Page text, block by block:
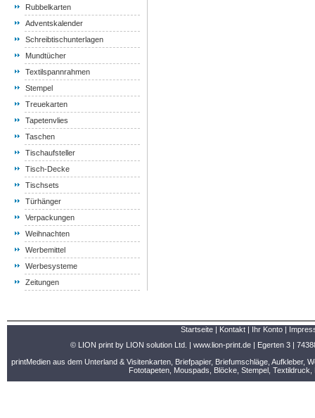
Rubbelkarten
Adventskalender
Schreibtischunterlagen
Mundtücher
Textilspannrahmen
Stempel
Treuekarten
Tapetenvlies
Taschen
Tischaufsteller
Tisch-Decke
Tischsets
Türhänger
Verpackungen
Weihnachten
Werbemittel
Werbesysteme
Zeitungen
Startseite| Kontakt| Ihr Konto|
© LION print by LION solution Ltd. | www.lion-print.de| Egerten 3 |
printMedien aus dem Unterland & Visitenkarten, Briefpapier, Briefumschläge,
Fototapeten, Mouspads, Blöcke, Stempel,